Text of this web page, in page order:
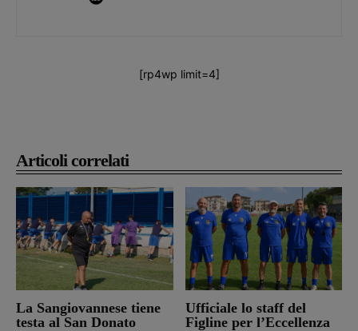
Articoli correlati
La Sangiovannese tiene
testa al San Donato
Ufficiale lo staff del
Figline per l’Eccellenza
[rp4wp limit=4]